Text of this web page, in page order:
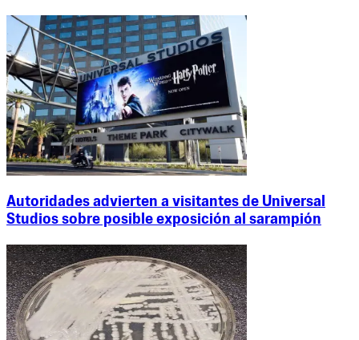
Autoridades advierten a visitantes de Universal
Studios sobre posible exposición al sarampión